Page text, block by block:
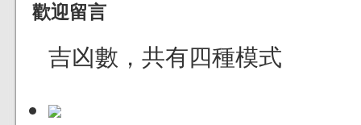
歡迎留言
吉凶數，共有四種模式